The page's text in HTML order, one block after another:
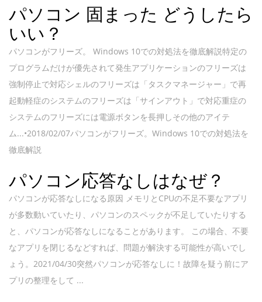
パソコン 固まった どうしたら
いい？
パソコンがフリーズ。 Windows 10での対処法を徹底解説特定の
プログラムだけが優先されて発生アプリケーションのフリーズは
強制停止で対応シェルのフリーズは「タスクマネージャー」で再
起動軽症のシステムのフリーズは「サインアウト」で対応重症の
システムのフリーズには電源ボタンを長押しその他のアイテ
ム...•2018/02/07パソコンがフリーズ。Windows 10での対処法を
徹底解説
パソコン応答なしはなぜ？
パソコンが応答なしになる原因 メモリとCPUの不足不要なアプリ
が多数動いていたり、パソコンのスペックが不足していたりする
と、パソコンが応答なしになることがあります。 この場合、不要
なアプリを閉じるなどすれば、問題が解決する可能性が高いでし
ょう。2021/04/30突然パソコンが応答なしに！故障を疑う前にア
プリの整理をして ...